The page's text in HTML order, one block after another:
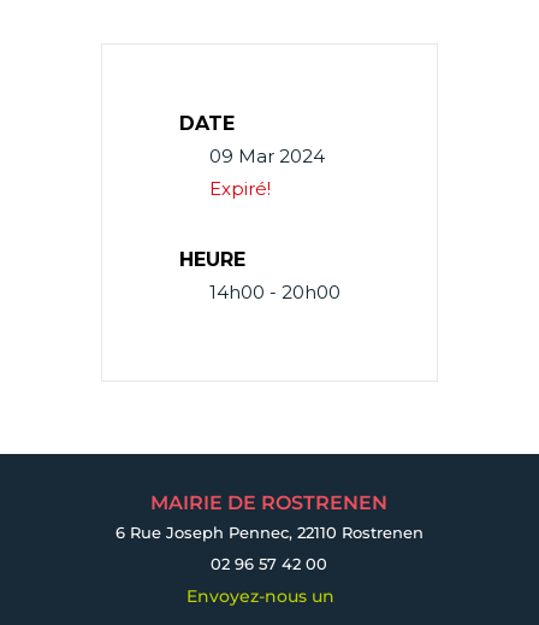
DATE
09 Mar 2024
Expiré!
HEURE
14h00 - 20h00
MAIRIE DE ROSTRENEN
6 Rue Joseph Pennec, 22110 Rostrenen
02 96 57 42 00
Envoyez-nous un